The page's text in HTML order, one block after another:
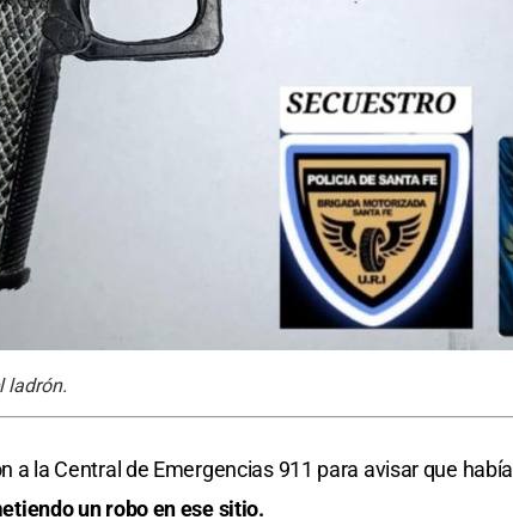
ladrón.
a la Central de Emergencias 911 para avisar que había
un robo en ese sitio.